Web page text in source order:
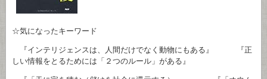
☆気になったキーワード
『インテリジェンスは、人間だけでなく動物にもある』 『正
しい情報をとるためには「２つのルール」がある』